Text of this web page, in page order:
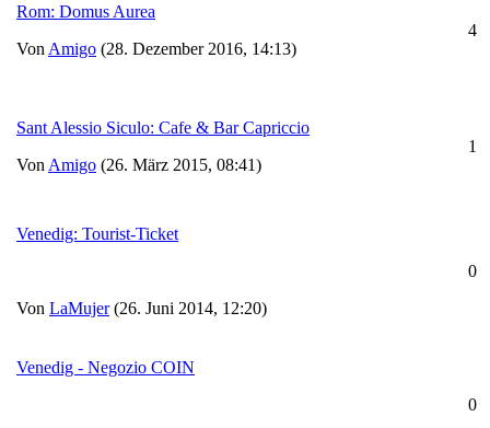
Rom: Domus Aurea
Von Amigo (28. Dezember 2016, 14:13)
4
Sant Alessio Siculo: Cafe & Bar Capriccio
Von Amigo (26. März 2015, 08:41)
1
Venedig: Tourist-Ticket
Von LaMujer(26. Juni 2014, 12:20)
0
Venedig - Negozio COIN
0